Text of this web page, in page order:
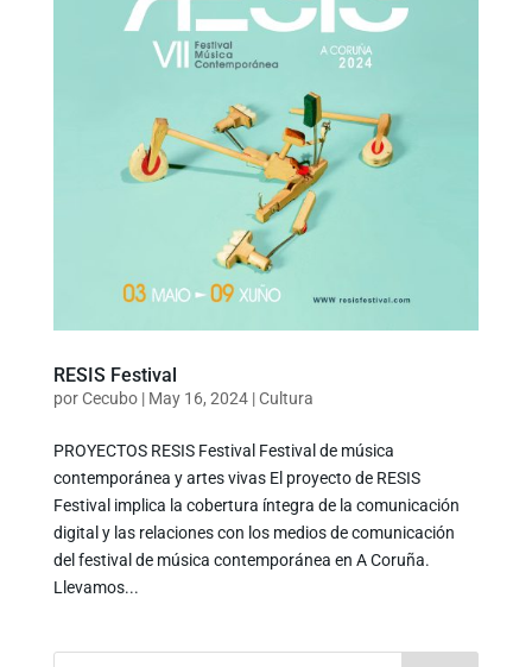
RESIS Festival
porCecubo| May 16, 2024|Cultura
PROYECTOS RESIS Festival Festival de música
contemporánea y artes vivas El proyecto de RESIS
Festival implica la cobertura íntegra de la comunicación
digital y las relaciones con los medios de comunicación
del festival de música contemporánea en A Coruña.
Llevamos...